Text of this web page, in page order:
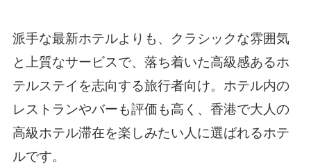
派手な最新ホテルよりも、クラシックな雰囲気
と上質なサービスで、落ち着いた高級感あるホ
テルステイを志向する旅行者向け。ホテル内の
レストランやバーも評価も高く、香港で大人の
高級ホテル滞在を楽しみたい人に選ばれるホテ
ルです。